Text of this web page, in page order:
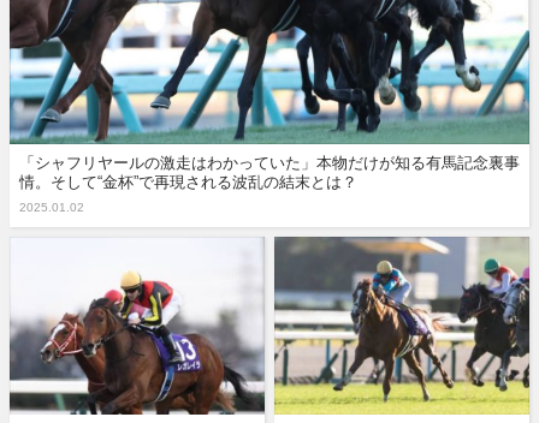
「シャフリヤールの激走はわかっていた」本物だけが知る有馬記念裏事
情。そして“金杯”で再現される波乱の結末とは？
2025.01.02